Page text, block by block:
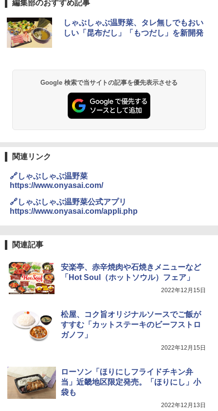
1
ブラックニッカ ニッカ Nikka ウィスキ
ー4000ml ブラックニッカクリア ウヰス
キー 【日本 アサヒ ウィスキー】 大容量
角瓶 2700ml サントリー ウイスキー ハ
イボール 大容量
イスキー ハイボール 缶
￥4,345
白州 Story of the Distillery 2026 化粧箱
入 700ml
￥20,000
1
チキンラーメン どんぶり 85g×12個 日清
食品 インスタント カップ麺
【公式】ブタメン とんこつ味 35g×15個
| 業務用 夜食 カップラーメン ミニカップ
麺 小腹 インスタント アウトドアにも ロ
ーリングストック 大人買い おやつカン
パニー
3
国分 tabete だし麺 千葉県産はまぐりだ
し 塩らーめん 108g×10袋 保存食 備蓄
￥2,323
4
￥2,989
カップヌードル カップヌードルPRO し
ょうゆ 高たんぱく&低糖質 さらに塩分控
えめ 75g×12個
1
シャープ 過熱水蒸気 オーブンレンジ 23
L 1段調理 ホワイト RE-WF232-W シン
プル操作 コンパクト 一人暮らし 二人暮
￥29,192
【セット買い】[山善] スチームオーブン
C-10M(B)
￥26,130
TOSHIBA(東芝) スチームオーブンレン
ジ 石窯ドーム ER-D80A(K) ブラック 25
0℃ 1段調理 フラットテーブル 電子レン
ジ 赤外線センサー ノンフライ調理 簡単
お手入れ 小型 新生活 一人暮らし 二人暮
￥34,546
シャープ ウォーターオーブン ヘルシオ
編集部のおすすめ記事
しゃぶしゃぶ温野菜、タレ無しでもおい
しい「昆布だし」「もつだし」を新開発
Google 検索で当サイトの記事を優先表示させる
関連リンク
🔗しゃぶしゃぶ温野菜
https://www.onyasai.com/
🔗しゃぶしゃぶ温野菜公式アプリ
https://www.onyasai.com/appli.php
関連記事
安楽亭、赤辛焼肉や石焼きメニューなど
「Hot Soul（ホットソウル）フェア」
2022年12月15日
松屋、コク旨オリジナルソースでご飯が
すすむ「カットステーキのビーフストロ
ガノフ」
2022年12月15日
ローソン「ほりにしフライドチキン弁
当」近畿地区限定発売。「ほりにし」小
袋も
2022年12月13日